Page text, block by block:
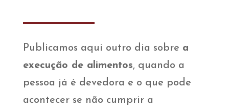
Publicamos aqui outro dia sobre a
execução de alimentos, quando a
pessoa já é devedora e o que pode
acontecer se não cumprir a